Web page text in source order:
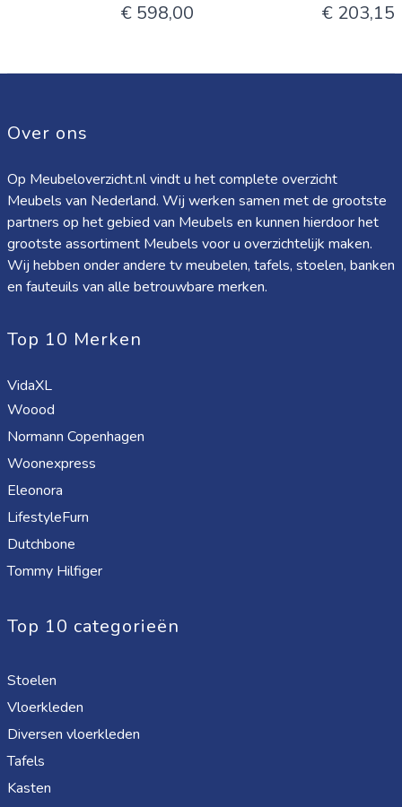
€ 598,00 € 203,15
Over ons
Op Meubeloverzicht.nl vindt u het complete overzicht
Meubels van Nederland. Wij werken samen met de grootste
partners op het gebied van Meubels en kunnen hierdoor het
grootste assortiment Meubels voor u overzichtelijk maken.
Wij hebben onder andere tv meubelen, tafels, stoelen, banken
en fauteuils van alle betrouwbare merken.
Top 10 Merken
VidaXL
Woood
Normann Copenhagen
Woonexpress
Eleonora
LifestyleFurn
Dutchbone
Tommy Hilfiger
Top 10 categorieën
Stoelen
Vloerkleden
Diversen vloerkleden
Tafels
Kasten